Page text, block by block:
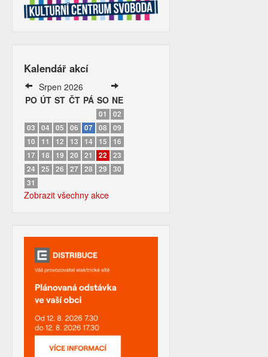
Kalendář akcí
Srpen 2026
PO ÚT ST ČT PÁ SO NE
01
02
03
04 05 06 07 08
09
10
11 12 13 14 15
16
17 18 19 20 21 22
23
24
25 26 27 28 29
30
31
Zobrazit všechny akce